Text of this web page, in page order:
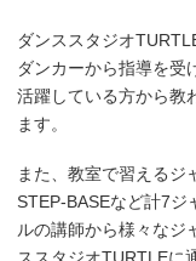
ダンススタジオ
ダンカーから指導を受
活躍している方から教
ます。
また、教室で習えるジ
STEP-BASEなど計7ジ
ルの講師から様々なジ